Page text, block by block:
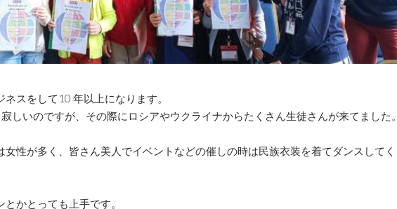
スをして10 年以上になります。
しいのですが、その際にロシアやウクライナからたくさん生徒さんが来てました。
性が多く、皆さん美人でイベントなどの催しの時は民族衣装を着てダンスしてく
かとっても上手です。